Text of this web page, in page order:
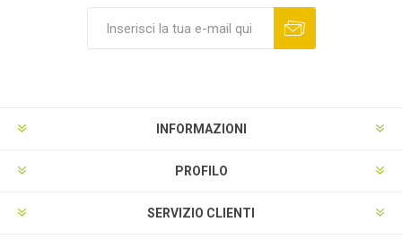
INFORMAZIONI
PROFILO
SERVIZIO CLIENTI